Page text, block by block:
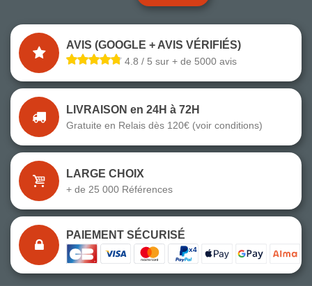
AVIS (GOOGLE + AVIS VÉRIFIÉS)
4.8 / 5 sur + de 5000 avis
LIVRAISON en 24H à 72H
Gratuite en Relais dès 120€ (voir conditions)
LARGE CHOIX
+ de 25 000 Références
PAIEMENT SÉCURISÉ